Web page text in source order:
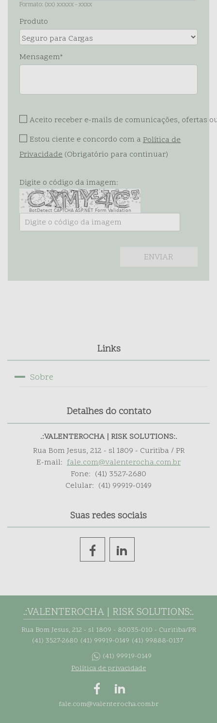
Formato: (xx) xxxxx - xxxx
Produto
Mensagem
Aceito receber e-mails de comunicações, ofertas
Estou ciente e concordo com a Política de
Privacidade (Obrigatório para continuar)
Digite o código da imagem:
BotDetect CAPTCHA ASP.NET Form Validation
ENVIAR
Links
Sobre
Detalhes do contato
.:VALENTEROCHA | RISK SOLUTIONS:.
Rua Bom Jesus, 212 - sl 1809 - Curitiba / PR
E-mail: fale.com@valenterocha.com.br
Fone: (41) 3527-2680
Celular: (41) 99919-0149
Suas redes sociais
.:VALENTEROCHA | RISK SOLUTIONS:.
Rua Bom Jesus, 212 - sl 1809 - 80035-010 - Curitiba/PR
(41) 3527-2680 (41) 99919-0149 (41) 99888-0137
(41) 99919-0149
Política de privacidade
fale.com@valenterocha.com.br